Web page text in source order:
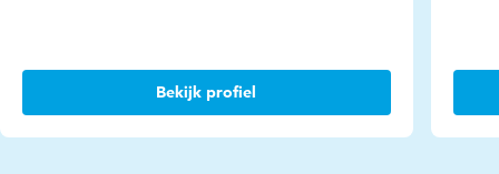
Bekijk profiel